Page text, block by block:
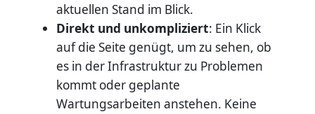
aktuellen Stand im Blick.
Direkt und unkompliziert: Ein Klick
auf die Seite genügt, um zu sehen, ob
es in der Infrastruktur zu Problemen
kommt oder geplante
Wartungsarbeiten anstehen. Keine